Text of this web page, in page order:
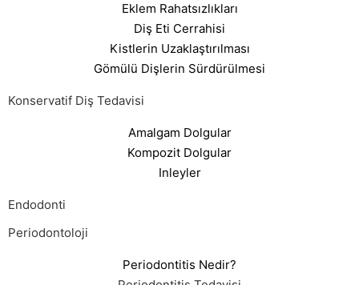
Eklem Rahatsızlıkları
Diş Eti Cerrahisi
Kistlerin Uzaklaştırılması
Gömülü Dişlerin Sürdürülmesi
Konservatif Diş Tedavisi
Amalgam Dolgular
Kompozit Dolgular
Inleyler
Endodonti
Periodontoloji
Periodontitis Nedir?